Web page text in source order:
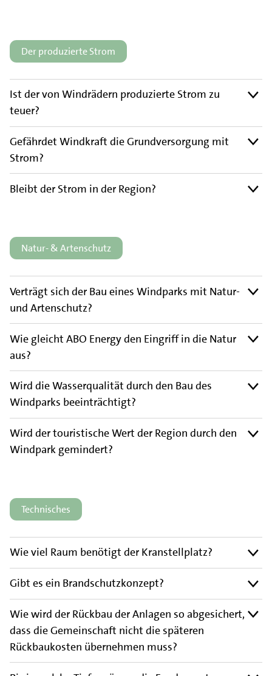
Der produzierte Strom
Ist der von Windrädern produzierte Strom zu
teuer?
Gefährdet Windkraft die Grundversorgung mit
Strom?
Bleibt der Strom in der Region?
Natur- & Artenschutz
Verträgt sich der Bau eines Windparks mit Natur-
und Artenschutz?
Wie gleicht ABO Energy den Eingriff in die Natur
aus?
Wird die Wasserqualität durch den Bau des
Windparks beeinträchtigt?
Wird der touristische Wert der Region durch den
Windpark gemindert?
Technisches
Wie viel Raum benötigt der Kranstellplatz?
Gibt es ein Brandschutzkonzept?
Wie wird der Rückbau der Anlagen so abgesichert,
dass die Gemeinschaft nicht die späteren
Rückbaukosten übernehmen muss?